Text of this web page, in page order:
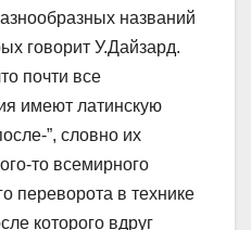
названий
говорит У.Дайзард.
почти все
имеют латинскую
”, словно их
то всемирного
переворота в технике
которого вдруг